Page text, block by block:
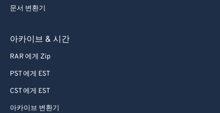
문서 변환기
아카이브 & 시간
RAR 에게 Zip
PST 에게 EST
CST 에게 EST
아카이브 변환기